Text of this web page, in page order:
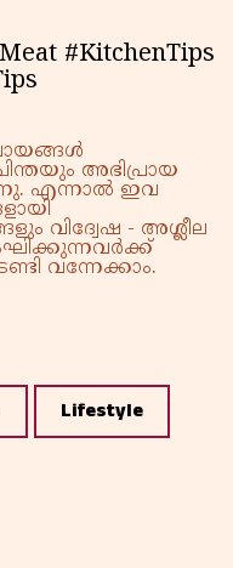
#KitchenTips
അഭിപ്രായ
എന്നാൽ ഇവ
വിദ്വേഷ - അശ്ലീല
വന്നേക്കാം.
Lifestyle